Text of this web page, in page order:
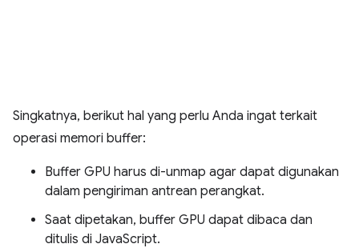
Singkatnya, berikut hal yang perlu Anda ingat terkait
operasi memori buffer:
Buffer GPU harus di-unmap agar dapat digunakan
dalam pengiriman antrean perangkat.
Saat dipetakan, buffer GPU dapat dibaca dan
ditulis di JavaScript.